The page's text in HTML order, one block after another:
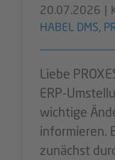
20.07.2026 |
HABEL DMS,
Liebe
ERP-
wichtige
informieren.
zunächst